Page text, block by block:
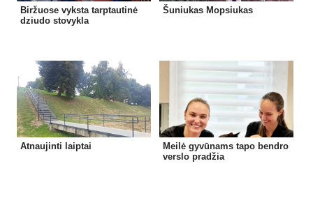
Biržuose vyksta tarptautinė
dziudo stovykla
Šuniukas Mopsiukas
Atnaujinti laiptai
Meilė gyvūnams tapo bendro
verslo pradžia